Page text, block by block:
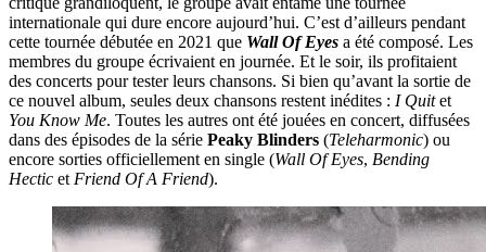
internationale qui dure encore aujourd’hui. C’est d’ailleurs pendant
cette tournée débutée en 2021 que Wall Of Eyes a été composé. Les
membres du groupe écrivaient en journée. Et le soir, ils profitaient
des concerts pour tester leurs chansons. Si bien qu’avant la sortie de
ce nouvel album, seules deux chansons restent inédites : I Quitet
You Know Me. Toutes les autres ont été jouées en concert, diffusées
dans des épisodes de la série Peaky Blinders (Teleharmonic) ou
encore sorties officiellement en single (Wall Of Eyes, Bending
Hectic et Friend Of A Friend).